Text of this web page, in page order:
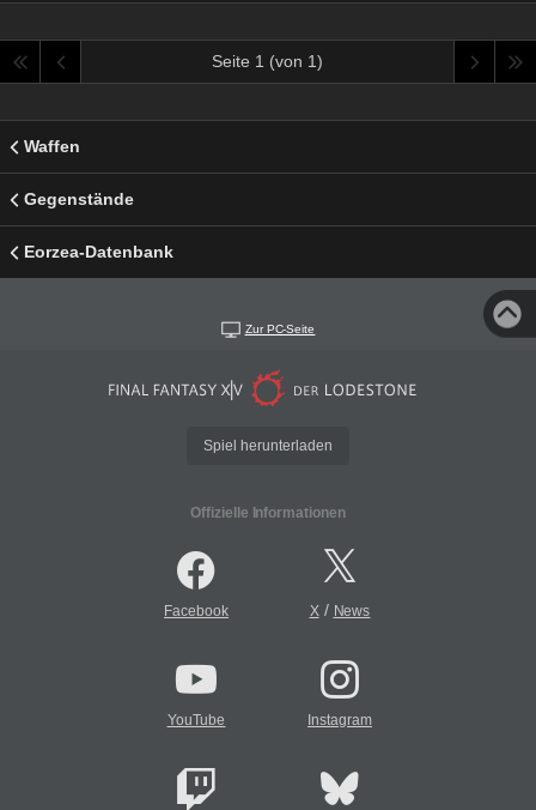
Seite 1 (von 1)
Waffen
Gegenstände
Eorzea-Datenbank
Zur PC-Seite
Spiel herunterladen
Offizielle Informationen
Facebook X/ News
YouTube Instagram